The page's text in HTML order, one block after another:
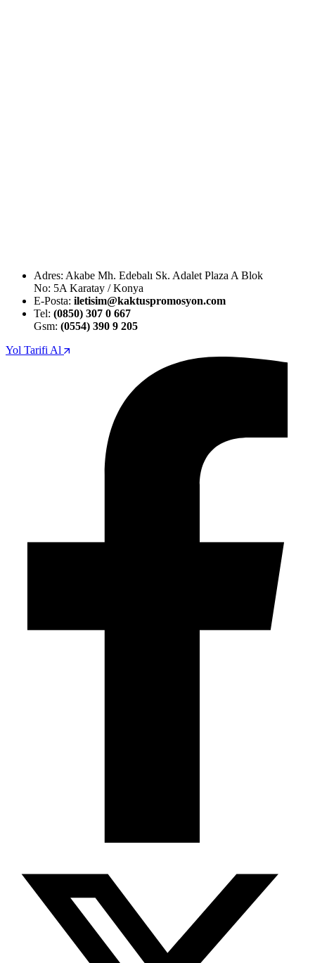
Adres: Akabe Mh. Edebalı Sk. Adalet Plaza A Blok
No: 5A Karatay / Konya
E-Posta: iletisim@kaktuspromosyon.com
Tel: (0850) 307 0 667
Gsm: (0554) 390 9 205
Yol Tarifi Al